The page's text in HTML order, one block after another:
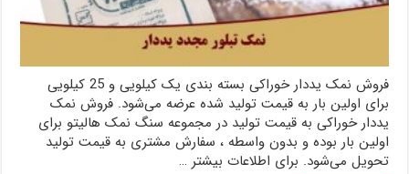
فروش نمک یددار خوراکی بسته بندی یک کیلویی و 25 کیلویی
برای اولین بار به قیمت تولید شده عرضه می‌‌شود. فروش نمک
یددار خوراکی به قیمت تولید در مجموعه سنگ نمک هالیتو برای
اولین بار بوده و بدون واسطه ، سفارش مشتری به قیمت تولید
تحویل می‌شود. برای اطلاعات بیشتر …